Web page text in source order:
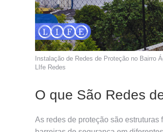
Instalação de Redes de Proteção no Bairro
LIfe Redes
O que São Redes
As redes de proteção são